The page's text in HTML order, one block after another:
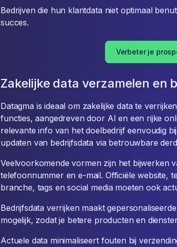
Bedrijven die hun klantdata niet optimaal
succes.
Verbeter je
Zakelijke data verzamelen en
Datagma is ideaal om zakelijke data te
functies, aangedreven door AI en een rijke
relevante info van het doelbedrijf eenvoudig
updaten van bedrijfsdata via betrouwbare
Veelvoorkomende vormen zijn het bijwerken
telefoonnummer en e-mail. Officiële website,
branche, tags en social media moeten ook
Bedrijfsdata verrijken maakt
mogelijk, zodat je betere producten en
Actuele data minimaliseert fouten bij